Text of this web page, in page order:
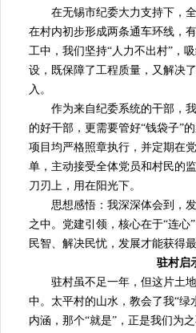
在无锡市纪委大力支持下，全
在村内初步形成两条通车环线，
工中，我们坚持“人力不出村”，
设，既保障了工程质量，又解决
入。
作为来自纪委系统的干部，我
的好干部，更需要管好“钱袋子”
项目均严格照章执行，并定期在
单，主动接受全体党员和村民的
刀刃上，用在阳光下。
思想感悟：我深深体会到，发
之中。党建引领，核心在于“连心
民智、解决民忧，发展才能获得
驻村启
驻村虽不足一年，但这片土地
中。太平村的山水，教会了我“绿
内涵，那个“就是”，正是我们